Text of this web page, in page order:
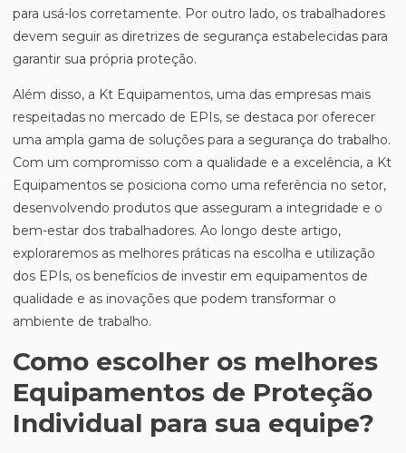
para usá-los corretamente. Por outro lado, os trabalhadores
devem seguir as diretrizes de segurança estabelecidas para
garantir sua própria proteção.
Além disso, a Kt Equipamentos, uma das empresas mais
respeitadas no mercado de EPIs, se destaca por oferecer
uma ampla gama de soluções para a segurança do trabalho.
Com um compromisso com a qualidade e a excelência, a Kt
Equipamentos se posiciona como uma referência no setor,
desenvolvendo produtos que asseguram a integridade e o
bem-estar dos trabalhadores. Ao longo deste artigo,
exploraremos as melhores práticas na escolha e utilização
dos EPIs, os benefícios de investir em equipamentos de
qualidade e as inovações que podem transformar o
ambiente de trabalho.
Como escolher os melhores
Equipamentos de Proteção
Individual para sua equipe?